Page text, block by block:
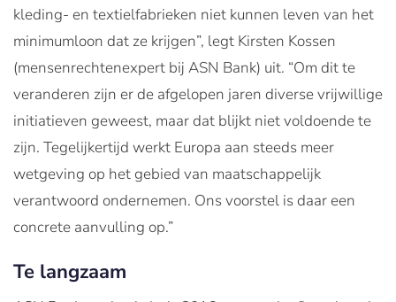
kleding- en textielfabrieken niet kunnen leven van het
minimumloon dat ze krijgen”, legt Kirsten Kossen
(mensenrechtenexpert bij ASN Bank) uit. “Om dit te
veranderen zijn er de afgelopen jaren diverse vrijwillige
initiatieven geweest, maar dat blijkt niet voldoende te
zijn. Tegelijkertijd werkt Europa aan steeds meer
wetgeving op het gebied van maatschappelijk
verantwoord ondernemen. Ons voorstel is daar een
concrete aanvulling op.”
Te langzaam